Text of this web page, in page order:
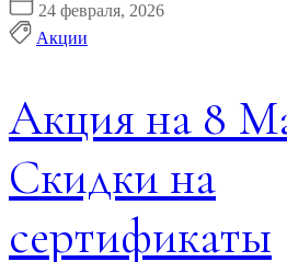
24 февраля, 2026
Акции
Акция на 8
Скидки на
сертификаты